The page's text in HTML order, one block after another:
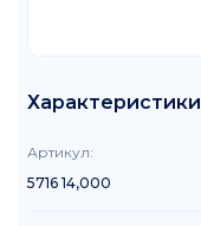
Характеристики
Артикул:
5716 14,000